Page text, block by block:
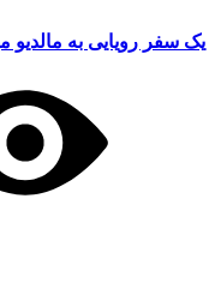
یک سفر رویایی به مالدیو